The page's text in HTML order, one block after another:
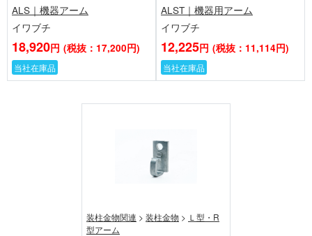
ALS｜機器アーム
イワブチ
18,920円 (税抜：17,200円)
当社在庫品
ALST｜機器用アーム
イワブチ
12,225円 (税抜：11,114円)
当社在庫品
装柱金物関連 > 装柱金物 > Ｌ型・R
型アーム